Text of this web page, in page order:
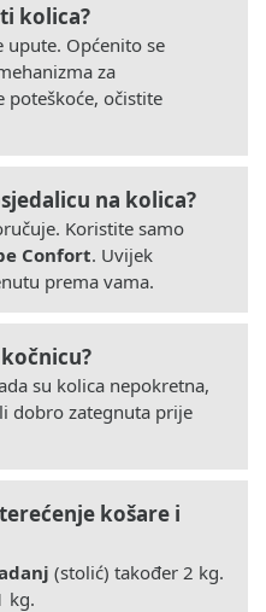
kolica?
upute. Općenito se
za
poteškoće, očistite
na kolica?
Koristite samo
Confort. Uvijek
prema vama.
su kolica nepokretna,
dobro zategnuta prije
košare i
(stolić) također 2 kg.
kg.